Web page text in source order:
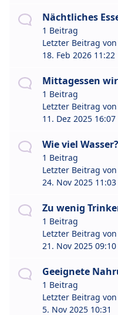
Nächtliches
1 Beitrag
Letzter Beitrag von
18. Feb 2026 11:22
Mittagessen
1 Beitrag
Letzter Beitrag von
11. Dez 2025 16:07
Wie viel Wasser?
1 Beitrag
Letzter Beitrag von
24. Nov 2025 11:03
Zu wenig
1 Beitrag
Letzter Beitrag von
21. Nov 2025 09:10
Geeignete
1 Beitrag
Letzter Beitrag von
5. Nov 2025 10:31